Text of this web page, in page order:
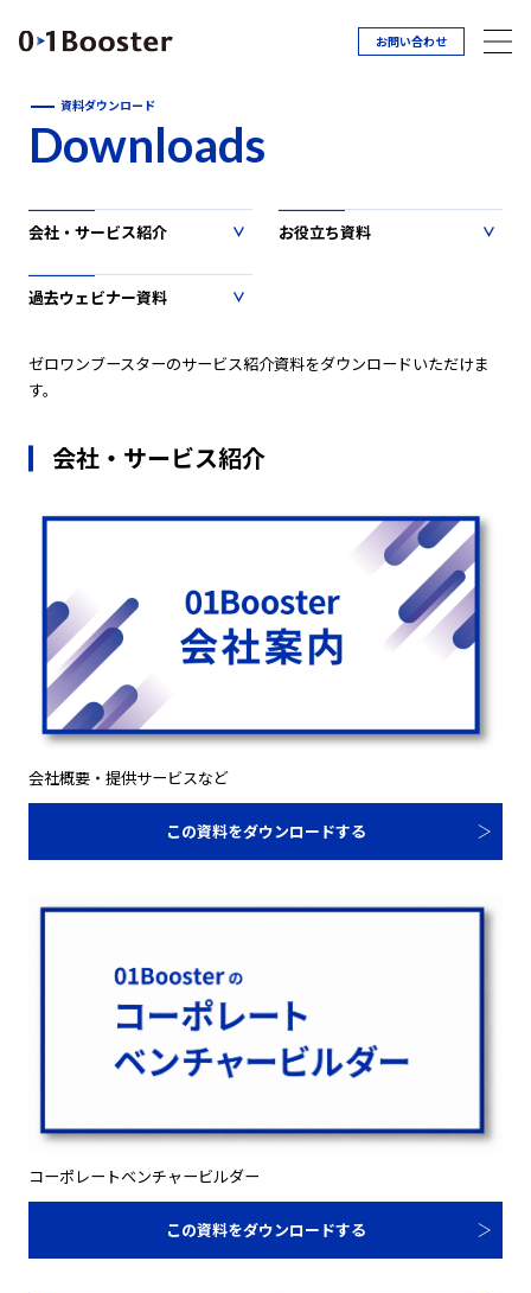
お問い合わせ
資料ダウンロード
Downloads
会社・サービス紹介 お役立ち資料
過去ウェビナー資料
ゼロワンブースターのサービス紹介資料をダウンロードいただけま
す。
会社・サービス紹介
会社概要・提供サービスなど
この資料をダウンロードする
コーポレートベンチャービルダー
この資料をダウンロードする